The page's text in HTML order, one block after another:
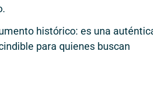
histórico: es una
para quienes buscan